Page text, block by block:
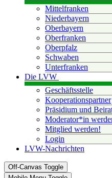
Mittelfranken
Niederbayern
Oberbayern
Oberfranken
Oberpfalz
Schwaben
Unterfranken
Die LVW
Geschäftsstelle
Kooperationspartner
Präsidium und
Moderator*in
Mitglied werden!
Login
LVW-Nachrichten
Off-Canvas Toggle